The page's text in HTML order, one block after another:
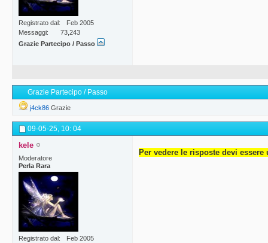
Registrato dal
Feb 2005
Messaggi
73,243
Grazie Partecipo / Passo
Grazie Partecipo / Passo
j4ck86 Grazie
09-05-25, 10: 04
kele
Moderatore
Perla Rara
Registrato dal
Feb 2005
Per vedere le risposte devi essere